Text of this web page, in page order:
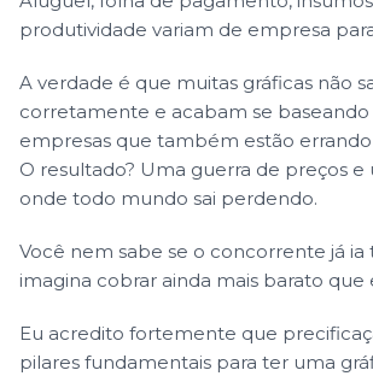
produtividade variam de empresa
A verdade é que muitas gráficas não
corretamente e acabam se
empresas que também estão
O resultado? Uma guerra de preços e
onde todo mundo sai perdendo.
Você nem sabe se o concorrente já ia
imagina cobrar ainda mais barato que
Eu acredito fortemente que
pilares fundamentais para ter uma